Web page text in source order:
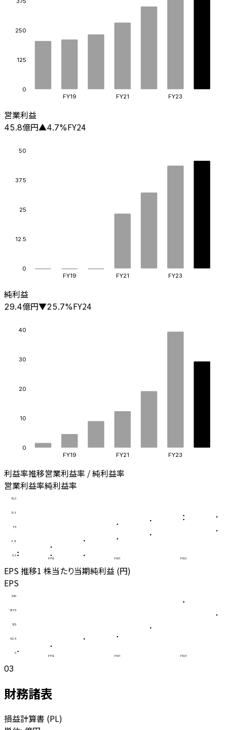
0
125
250
FY19 FY21 FY23
営業利益
45.8億円▲4.7%FY24
0
12.5
25
37.5
50
FY19 FY21 FY23
純利益
29.4億円▼25.7%FY24
0
10
20
30
40
FY19 FY21 FY23
利益率推移営業利益率 / 純利益率
営業利益率純利益率
0.0
3.8
7.5
11.3
15.0
FY19 FY21 FY23
EPS 推移1 株当たり当期純利益 (円)
EPS
0
62.5
125
187.5
250
FY19 FY21 FY23
03
財務諸表
損益計算書 (PL)